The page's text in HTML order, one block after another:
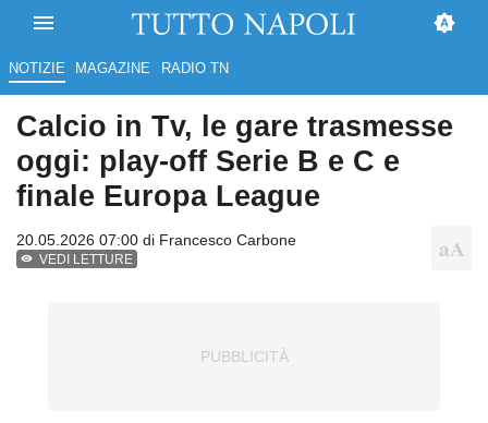
NOTIZIE MAGAZINE RADIO TN
Calcio in Tv, le gare trasmesse
oggi: play-off Serie B e C e
finale Europa League
20.05.2026 07:00 di Francesco Carbone
VEDI LETTURE